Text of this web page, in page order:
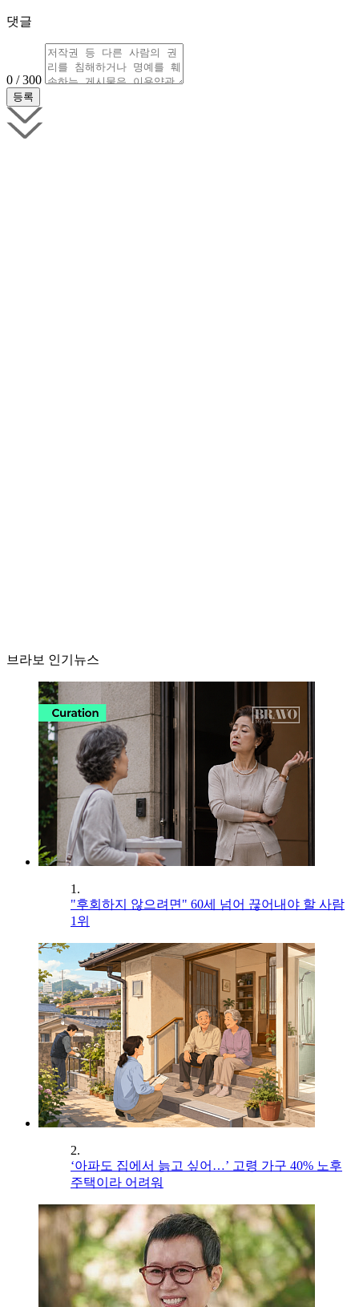
댓글
0 / 300
브라보 인기뉴스
1.
"후회하지 않으려면" 60세 넘어 끊어내야 할 사람
1위
2.
‘아파도 집에서 늙고 싶어…’ 고령 가구 40% 노후
주택이라 어려워